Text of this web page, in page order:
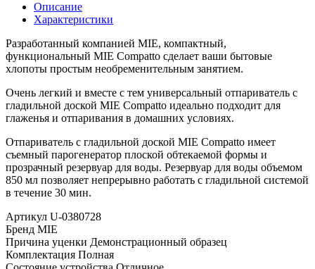
Описание
Характеристики
Разработанный компанией MIE, компактный,
функциональный MIE Compatto сделает ваши бытовые
хлопоты простым необременительным занятием.
Очень легкий и вместе с тем универсальный отпариватель с
гладильной доской MIE Compatto идеально подходит для
глаженья и отпаривания в домашних условиях.
Отпариватель с гладильной доской MIE Compatto имеет
съемный парогенератор плоской обтекаемой формы и
прозрачный резервуар для воды. Резервуар для воды объемом
850 мл позволяет непрерывно работать с гладильной системой
в течение 30 мин.
Артикул U-0380728
Бренд MIE
Причина уценки Демонстрационный образец
Комплектация Полная